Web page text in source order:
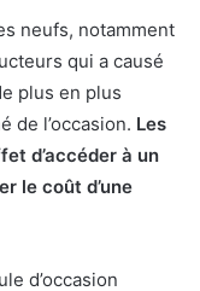
neufs, notamment
qui a causé
plus en plus
de l’occasion. Les
d’accéder à un
le coût d’une
d’occasion